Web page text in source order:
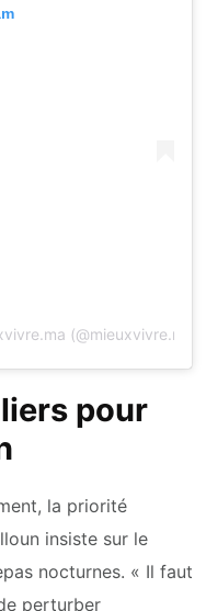
(@mieuxvivre.ma)
pour
la priorité
insiste sur le
nocturnes. « Il faut
perturber